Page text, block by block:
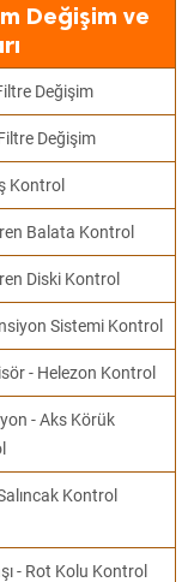
Değişim ve
Değişim
Değişim
Kontrol
Balata Kontrol
Diski Kontrol
Sistemi Kontrol
- Helezon Kontrol
- Aks Körük
Kontrol
- Rot Kolu Kontrol